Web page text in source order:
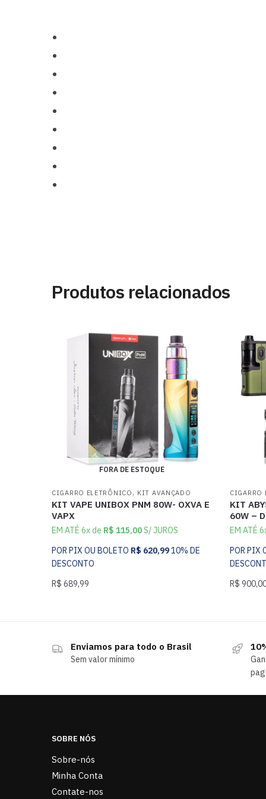
Produtos relacionados
FORA DE ESTOQUE
CIGARRO ELETRÔNICO, KIT AVANÇADO
KIT VAPE UNIBOX PNM 80W- OXVA E
VAPX
EM ATÉ 6x de R$ 115,00S/ JUROS
POR PIX OU BOLETO R$ 620,9910% DE
DESCONTO
R$ 689,99
CIGARRO
KIT
60W –
EM ATÉ
POR PIX
R$
Enviamos para todo o Brasil
Sem valor mínimo
SOBRE NÓS
Sobre-nós
Minha Conta
Contate-nos